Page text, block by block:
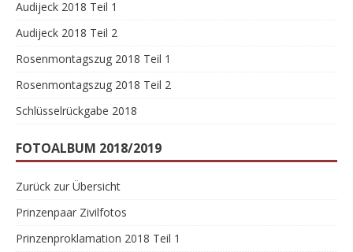
Audijeck 2018 Teil 1
Audijeck 2018 Teil 2
Rosenmontagszug 2018 Teil 1
Rosenmontagszug 2018 Teil 2
Schlüsselrückgabe 2018
FOTOALBUM 2018/2019
Zurück zur Übersicht
Prinzenpaar Zivilfotos
Prinzenproklamation 2018 Teil 1